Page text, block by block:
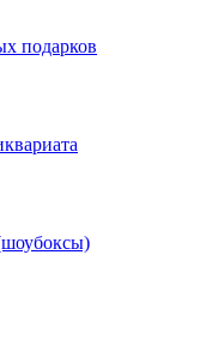
подарков